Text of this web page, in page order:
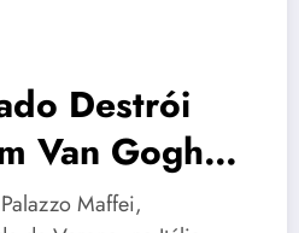
Destrói
Van Gogh
na
Maffei,